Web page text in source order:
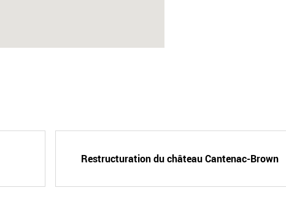
Restructuration du château Cantenac-Brown